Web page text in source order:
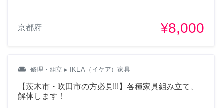
京都府 ¥8,000
weekend 修理・組立 ▸ IKEA（イケア）家具
【茨木市・吹田市の方必見!!!】各種家具組み立て、
解体します！